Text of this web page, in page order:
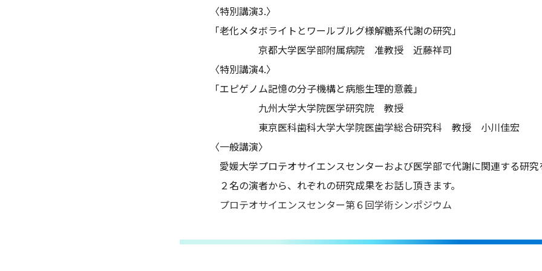
〈特別講演3.〉
「老化メタボライトとワールブルグ様解糖系代謝の研究」
京都大学医学部附属病院 准教授 近藤祥司
〈特別講演4.〉
「エピゲノム記憶の分子機構と病態生理的意義」
九州大学大学院医学研究院 教授
東京医科歯科大学大学院医歯学総合研究科 教授 小川佳宏
〈一般講演〉
愛媛大学プロテオサイエンスセンターおよび医学部で代謝に関連する研究
２名の演者から、れぞれの研究成果をお話し頂きます。
プロテオサイエンスセンター第６回学術シンポジウム